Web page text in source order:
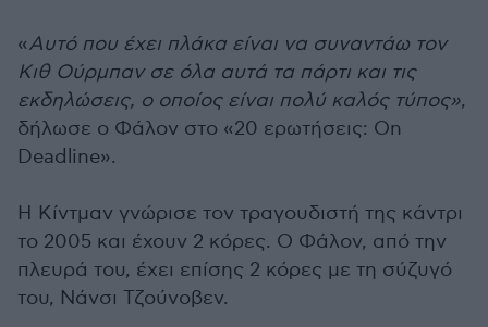
«Αυτό που έχει πλάκα είναι να συναντάω τον
Κιθ Ούρμπαν σε όλα αυτά τα πάρτι και τις
εκδηλώσεις, ο οποίος είναι πολύ καλός τύπος»,
δήλωσε ο Φάλον στο «20 ερωτήσεις: On
Deadline».
Η Κίντμαν γνώρισε τον τραγουδιστή της κάντρι
το 2005 και έχουν 2 κόρες. Ο Φάλον, από την
πλευρά του, έχει επίσης 2 κόρες με τη σύζυγό
του, Νάνσι Τζούνοβεν.